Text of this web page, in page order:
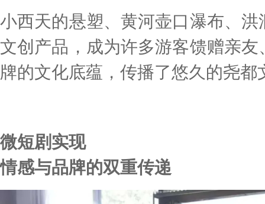
小西天的悬塑、黄河壶口瀑布、
文创产品，成为许多游客馈赠亲
牌的文化底蕴，传播了悠久的尧都
微短剧实现
情感与品牌的双重传递